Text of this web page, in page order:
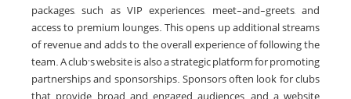
packages, such as VIP experiences, meet-and-greets, and
access to premium lounges. This opens up additional streams
of revenue and adds to the overall experience of following the
team. A club’s website is also a strategic platform for promoting
partnerships and sponsorships. Sponsors often look for clubs